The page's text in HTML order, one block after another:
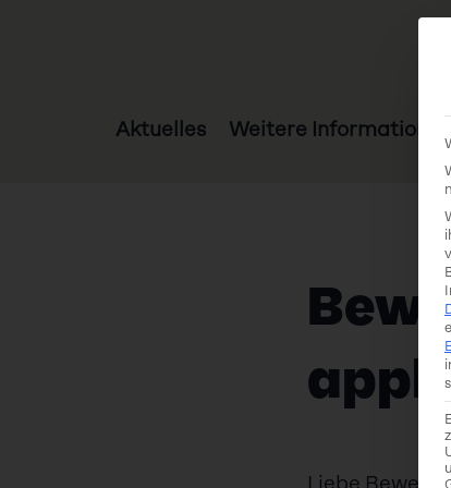
Aktuelles Weitere Informationen